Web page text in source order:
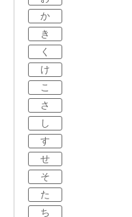
か
き
く
け
こ
さ
し
す
せ
そ
た
ち